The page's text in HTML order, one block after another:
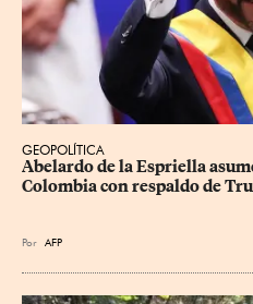
GEOPOLÍTICA
Abelardo de la Espriella
Colombia con respaldo de
Por AFP